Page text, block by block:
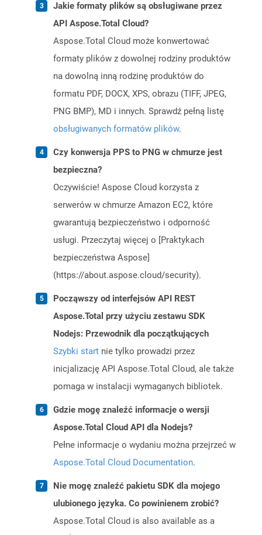
Jakie formaty plików są obsługiwane przez
API Aspose.Total Cloud?
Aspose.Total Cloud może konwertować
formaty plików z dowolnej rodziny produktów
na dowolną inną rodzinę produktów do
formatu PDF, DOCX, XPS, obrazu (TIFF, JPEG,
PNG BMP), MD i innych. Sprawdź pełną listę
obsługiwanych formatów plików.
Czy konwersja PPS to PNG w chmurze jest
bezpieczna?
Oczywiście! Aspose Cloud korzysta z
serwerów w chmurze Amazon EC2, które
gwarantują bezpieczeństwo i odporność
usługi. Przeczytaj więcej o [Praktykach
bezpieczeństwa Aspose]
(https://about.aspose.cloud/security).
Począwszy od interfejsów API REST
Aspose.Total przy użyciu zestawu SDK
Nodejs: Przewodnik dla początkujących
Szybki start nie tylko prowadzi przez
inicjalizację API Aspose.Total Cloud, ale także
pomaga w instalacji wymaganych bibliotek.
Gdzie mogę znaleźć informacje o wersji
Aspose.Total Cloud API dla Nodejs?
Pełne informacje o wydaniu można przejrzeć w
Aspose.Total Cloud Documentation.
Nie mogę znaleźć pakietu SDK dla mojego
ulubionego języka. Co powinienem zrobić?
Aspose.Total Cloud is also available as a